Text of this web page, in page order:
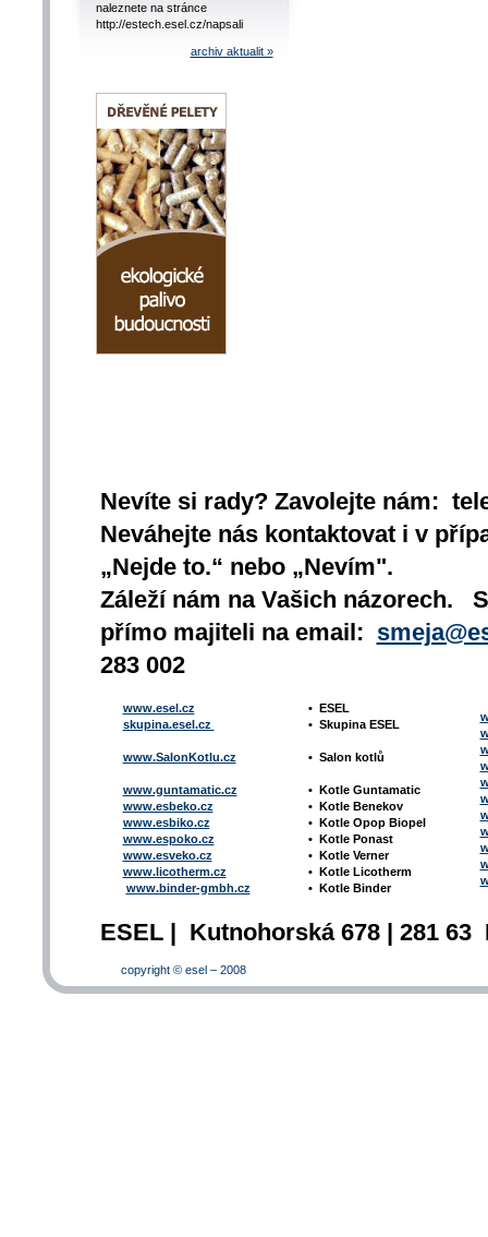
naleznete na stránce
http://estech.esel.cz/napsali
archiv aktualit »
Nevíte si rady? Zavolejte nám:
Neváhejte nás kontaktovat i v
„Nejde to.“ nebo „Nevím".
Záleží nám na Vašich názorech.
přímo majiteli na email:
283 002
www.esel.cz
skupina.esel.cz
www.SalonKotlu.cz
www.guntamatic.cz
www.esbeko.cz
www.esbiko.cz
www.espoko.cz
www.esveko.cz
www.licotherm.cz
www.binder-gmbh.cz
• ESEL
• Skupina ESEL
• Salon kotlů
• Kotle Guntamatic
• Kotle Benekov
• Kotle Opop Biopel
• Kotle Ponast
• Kotle Verner
• Kotle Licotherm
• Kotle Binder
ESEL | Kutnohorská 678 | 281
copyright © esel – 2008